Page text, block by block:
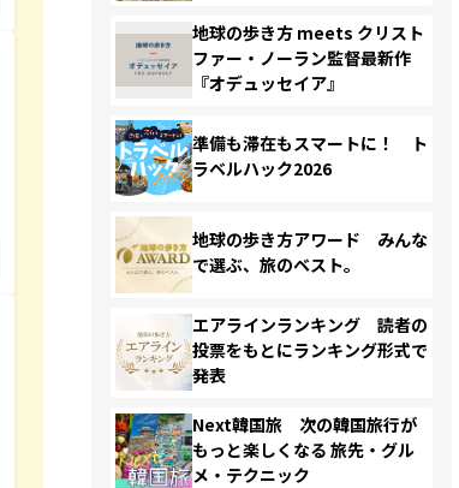
地球の歩き方 meets クリスト
ファー・ノーラン監督最新作
『オデュッセイア』
準備も滞在もスマートに！ ト
ラベルハック2026
地球の歩き方アワード みんな
で選ぶ、旅のベスト。
エアラインランキング 読者の
投票をもとにランキング形式で
発表
Next韓国旅 次の韓国旅行が
もっと楽しくなる 旅先・グル
メ・テクニック